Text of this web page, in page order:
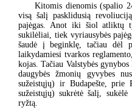
Kitomis dienomis (spalio
visą šalį pasklidusią
pajėgas. Anot iki šiol atliktų
sukilėliai, tiek vyriausybės
šaudė į beginklę, tačiau dėl
laikydamiesi tvarkos
kojas. Tačiau Valstybės
daugybės žmonių gyvybes
sužeistųjų) ir Budapešte, prie
sužeistųjų) sukrėtė šalį,
ryžtą.